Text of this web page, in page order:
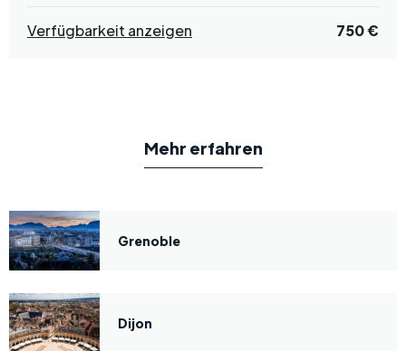
Verfügbarkeit anzeigen 750 €
Mehr erfahren
Grenoble
Dijon